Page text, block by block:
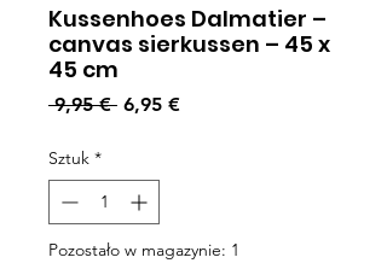
Kussenhoes Dalmatier –
canvas sierkussen – 45 x
45 cm
9,95 € Regularna cena
6,95 €Cena Rabatowa
Sztuk *
Pozostało w magazynie: 1